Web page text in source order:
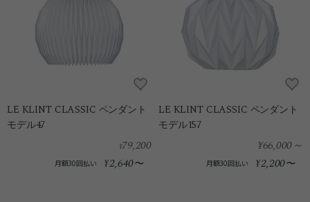
LE KLINT CLASSIC ペンダント
モデル47
¥79,200
月額30回払い ¥2,640〜
LE KLINT CLASSIC ペンダント
モデル157
¥66,000～
月額30回払い ¥2,200〜